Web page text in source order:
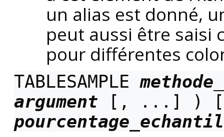
un alias est donné,
peut aussi être saisi
pour différentes
TABLESAMPLE
argument [, ...] ) [